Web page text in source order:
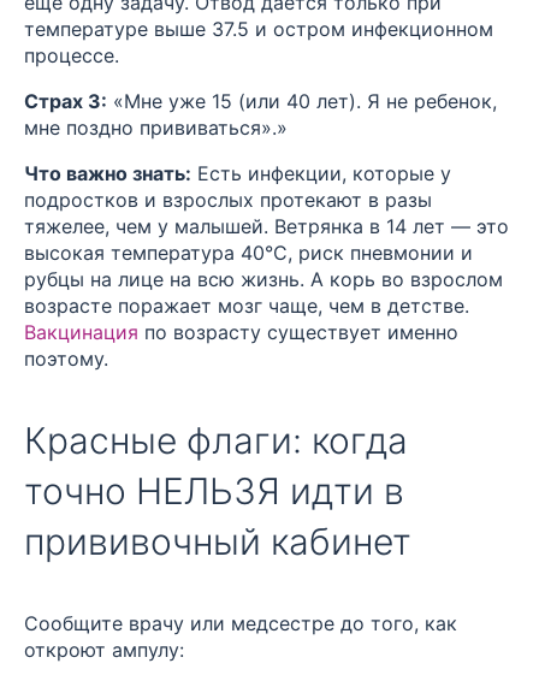
температуре выше 37.5 и остром инфекционном
процессе.
Страх 3: «Мне уже 15 (или 40 лет). Я не ребенок,
мне поздно прививаться».»
Что важно знать: Есть инфекции, которые у
подростков и взрослых протекают в разы
тяжелее, чем у малышей. Ветрянка в 14 лет — это
высокая температура 40°C, риск пневмонии и
рубцы на лице на всю жизнь. А корь во взрослом
возрасте поражает мозг чаще, чем в детстве.
Вакцинация по возрасту существует именно
поэтому.
Красные флаги: когда
точно НЕЛЬЗЯ идти в
прививочный кабинет
Сообщите врачу или медсестре до того, как
откроют ампулу: